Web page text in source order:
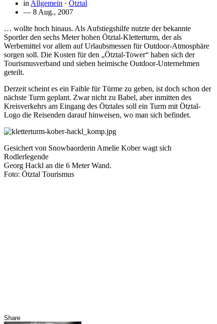
in Allgemein · Ötztal
— 8 Aug., 2007
… wollte hoch hinaus. Als Aufstiegshilfe nutzte der bekannte
Sportler den sechs Meter hohen Ötztal-Kletterturm, der als
Werbemittel vor allem auf Urlaubsmessen für Outdoor-Atmosphäre
sorgen soll. Die Kosten für den „Ötztal-Tower“ haben sich der
Tourismusverband und sieben heimische Outdoor-Unternehmen
geteilt.
Derzeit scheint es ein Faible für Türme zu geben, ist doch schon der
nächste Turm geplant. Zwar nicht zu Babel, aber inmitten des
Kreisverkehrs am Eingang des Ötztales soll ein Turm mit Ötztal-
Logo die Reisenden darauf hinweisen, wo man sich befindet.
Gesichert von Snowbaorderin Amelie Kober wagt sich
Rodlerlegende
Georg Hackl an die 6 Meter Wand.
Foto: Ötztal Tourismus
Share